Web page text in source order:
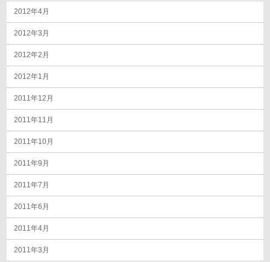
2012年4月
2012年3月
2012年2月
2012年1月
2011年12月
2011年11月
2011年10月
2011年9月
2011年7月
2011年6月
2011年4月
2011年3月